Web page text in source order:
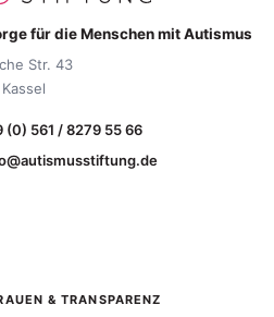
für die Menschen mit Autismus
Str. 43
(0) 561 / 8279 55 66
& TRANSPARENZ